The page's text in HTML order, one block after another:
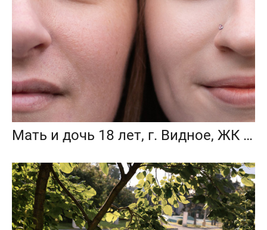
Мать и дочь 18 лет, г. Видное, ЖК Видный берег